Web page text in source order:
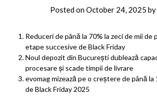
Posted onOctober 24, 2025 by
Reduceri de până la 70% la zeci de mii de
etape succesive de Black Friday
Noul depozit din București dublează
procesare și scade timpii de livrare
evomag mizează pe o creștere de până la
de Black Friday 2025